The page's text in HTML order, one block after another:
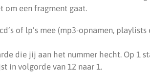
om een fragment gaat.
of lp’s mee (mp3-opnamen, playlists
die jij aan het nummer hecht. Op 1
in volgorde van 12 naar 1.